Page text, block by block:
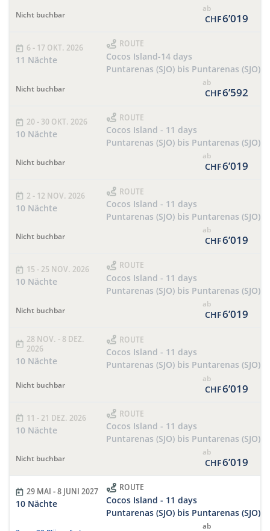
ab
CHF6’019
Nicht buchbar
6 - 17 OKT. 2026
11 Nächte
ROUTE
Cocos Island-14 days
Puntarenas (SJO) bis Puntarenas (SJO)
ab
CHF6’592
Nicht buchbar
20 - 30 OKT. 2026
10 Nächte
ROUTE
Cocos Island - 11 days
Puntarenas (SJO) bis Puntarenas (SJO)
ab
CHF6’019
Nicht buchbar
2 - 12 NOV. 2026
10 Nächte
ROUTE
Cocos Island - 11 days
Puntarenas (SJO) bis Puntarenas (SJO)
ab
CHF6’019
Nicht buchbar
15 - 25 NOV. 2026
10 Nächte
ROUTE
Cocos Island - 11 days
Puntarenas (SJO) bis Puntarenas (SJO)
ab
CHF6’019
Nicht buchbar
28 NOV. - 8 DEZ.
2026
10 Nächte
ROUTE
Cocos Island - 11 days
Puntarenas (SJO) bis Puntarenas (SJO)
ab
CHF6’019
Nicht buchbar
11 - 21 DEZ. 2026
10 Nächte
ROUTE
Cocos Island - 11 days
Puntarenas (SJO) bis Puntarenas (SJO)
ab
CHF6’019
Nicht buchbar
29 MAI - 8 JUNI 2027
10 Nächte
ROUTE
Cocos Island - 11 days
Puntarenas (SJO) bis Puntarenas (SJO)
ab